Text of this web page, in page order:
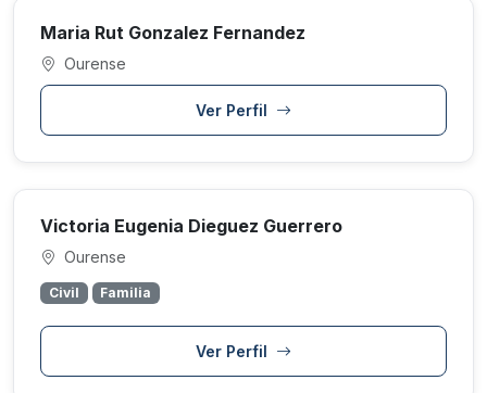
Maria Rut Gonzalez Fernandez
Ourense
Ver Perfil
Victoria Eugenia Dieguez Guerrero
Ourense
Civil Familia
Ver Perfil